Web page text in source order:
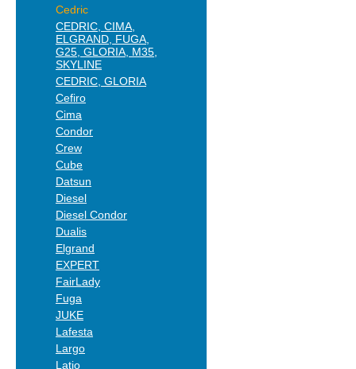
Cedric
CEDRIC, CIMA,
ELGRAND, FUGA,
G25, GLORIA, M35,
SKYLINE
CEDRIC, GLORIA
Cefiro
Cima
Condor
Crew
Cube
Datsun
Diesel
Diesel Condor
Dualis
Elgrand
EXPERT
FairLady
Fuga
JUKE
Lafesta
Largo
Latio